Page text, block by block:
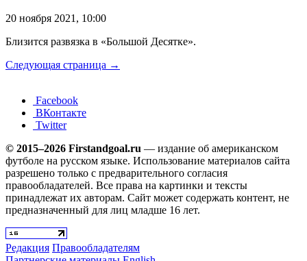
20 ноября 2021, 10:00
Близится развязка в «Большой Десятке».
Следующая страница →
Facebook
ВКонтакте
Twitter
© 2015–2026 Firstandgoal.ru — издание об американском
футболе на русском языке. Использование материалов cайта
разрешено только с предварительного согласия
правообладателей. Все права на картинки и тексты
принадлежат их авторам. Сайт может содержать контент, не
предназначенный для лиц младше 16 лет.
Редакция Правообладателям